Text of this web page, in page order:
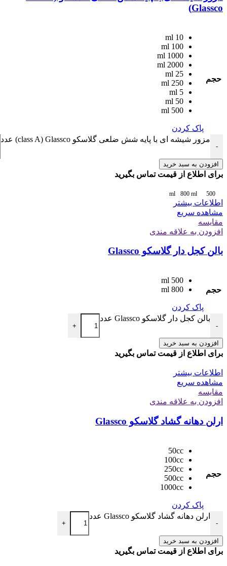
Glassco)
حجم
10 ml
100 ml
1000 ml
2000 ml
25 ml
250 ml
5 ml
50 ml
500 ml
پاک کردن
-
مزور شیشه ای با پایه شش ضلعی گلاسکو class A) Glassco) عدد
افزودن به سبد خرید
برای اطلاع از قیمت تماس بگیرید
500 ml
800 ml
اطلاعات بیشتر
مشاهده سریع
مقایسه
افزودن به علاقه مندی
بالن کجل دار گلاسکو Glassco
حجم
500 ml
800 ml
پاک کردن
-
بالن کجل دار گلاسکو Glassco عدد
+
افزودن به سبد خرید
برای اطلاع از قیمت تماس بگیرید
اطلاعات بیشتر
مشاهده سریع
مقایسه
افزودن به علاقه مندی
ارلن دهانه گشاد گلاسکو Glassco
حجم
50cc
100cc
250cc
500cc
1000cc
پاک کردن
-
ارلن دهانه گشاد گلاسکو Glassco عدد
+
افزودن به سبد خرید
برای اطلاع از قیمت تماس بگیرید